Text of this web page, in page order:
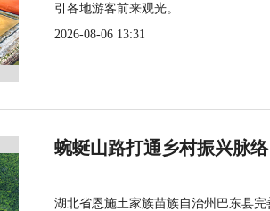
引各地游客前来观光。
2026-08-06 13:31
蜿蜒山路打通乡村振兴脉络
湖北省恩施土家族苗族自治州巴东县